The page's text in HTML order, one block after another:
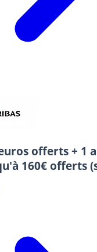
offerts + 1
160€ offerts